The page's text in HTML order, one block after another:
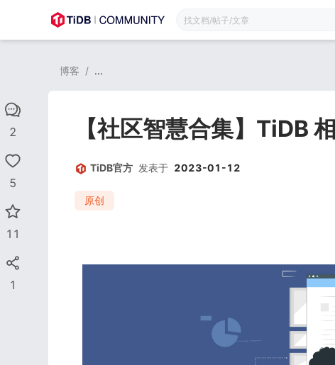
2
5
11
1
博客 / ...
【社区智慧合集】TiDB
TiDB官方 发表于 2023-01-12
原创